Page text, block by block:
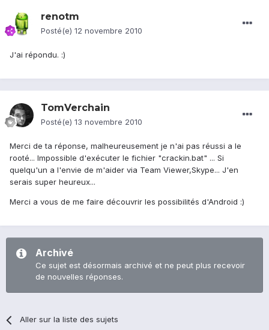
renotm
Posté(e) 12 novembre 2010
J'ai répondu. :)
TomVerchain
Posté(e) 13 novembre 2010
Merci de ta réponse, malheureusement je n'ai pas réussi a le
rooté... Impossible d'exécuter le fichier "crackin.bat" ... Si
quelqu'un a l'envie de m'aider via Team Viewer,Skype... J'en
serais super heureux...
Merci a vous de me faire découvrir les possibilités d'Android :)
Archivé
Ce sujet est désormais archivé et ne peut plus recevoir
de nouvelles réponses.
Aller sur la liste des sujets